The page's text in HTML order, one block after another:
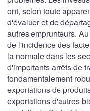
ont, selon toute
d'évaluer et de
autres emprunteurs.
de l'incidence des
la normale dans les
d'importants arrêts de
fondamentalement
exportations de
exportations d'autres